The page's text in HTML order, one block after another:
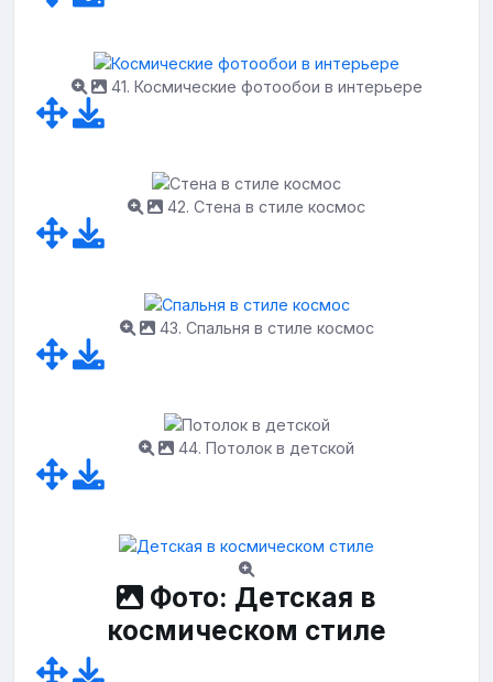
41. Космические фотообои в интерьере
42. Стена в стиле космос
43. Спальня в стиле космос
44. Потолок в детской
Фото: Детская в
космическом стиле